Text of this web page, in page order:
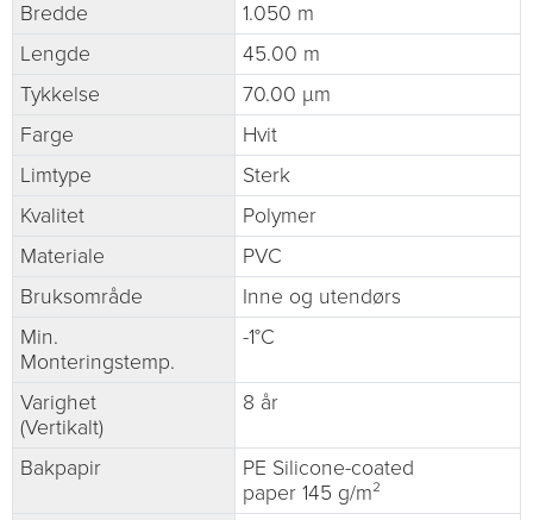
Bredde
1.050 m
Lengde
45.00 m
Tykkelse
70.00 µm
Farge
Hvit
Limtype
Sterk
Kvalitet
Polymer
Materiale
PVC
Bruksområde
Inne og utendørs
Min.
Monteringstemp.
-1°C
Varighet
(Vertikalt)
8 år
Bakpapir
PE Silicone-coated
paper 145 g/m²